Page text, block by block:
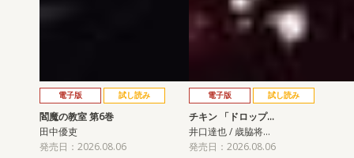
電子版 試し読み
閻魔の教室 第6巻
田中優吏
発売日：2026.08.06
電子版 試し読み
チキン 「ドロップ…
井口達也 / 歳脇将…
発売日：2026.08.06